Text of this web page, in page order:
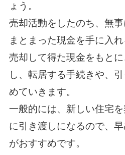
ょう。
売却活動をしたのち、無
まとまった現金を手に入れ
売却して得た現金をもと
し、転居する手続きや、
めていきます。
一般的には、新しい住宅
に引き渡しになるので、
がおすすめです。